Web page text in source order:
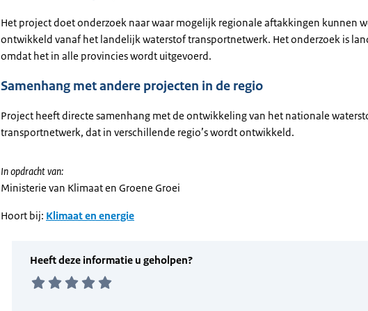
Het project doet onderzoek naar waar mogelijk regionale aftakkingen kunnen
ontwikkeld vanaf het landelijk waterstof transportnetwerk. Het onderzoek is
omdat het in alle provincies wordt uitgevoerd.
Samenhang met andere projecten in de regio
Project heeft directe samenhang met de ontwikkeling van het nationale
transportnetwerk, dat in verschillende regio’s wordt ontwikkeld.
In opdracht van:
Ministerie van Klimaat en Groene Groei
Hoort bij: Klimaat en energie